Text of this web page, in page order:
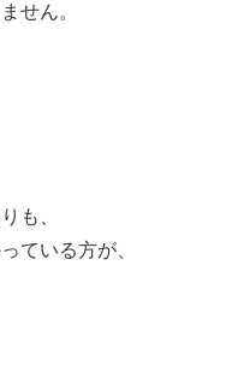
せん。
も、
ている方が、